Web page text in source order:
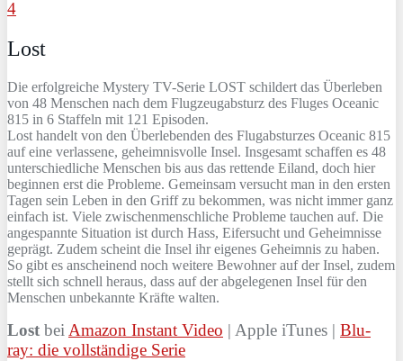
4
Lost
Die erfolgreiche Mystery TV-Serie LOST schildert das Überleben
von 48 Menschen nach dem Flugzeugabsturz des Fluges Oceanic
815 in 6 Staffeln mit 121 Episoden.
Lost handelt von den Überlebenden des Flugabsturzes Oceanic 815
auf eine verlassene, geheimnisvolle Insel. Insgesamt schaffen es 48
unterschiedliche Menschen bis aus das rettende Eiland, doch hier
beginnen erst die Probleme. Gemeinsam versucht man in den ersten
Tagen sein Leben in den Griff zu bekommen, was nicht immer ganz
einfach ist. Viele zwischenmenschliche Probleme tauchen auf. Die
angespannte Situation ist durch Hass, Eifersucht und Geheimnisse
geprägt. Zudem scheint die Insel ihr eigenes Geheimnis zu haben.
So gibt es anscheinend noch weitere Bewohner auf der Insel, zudem
stellt sich schnell heraus, dass auf der abgelegenen Insel für den
Menschen unbekannte Kräfte walten.
Lost bei Amazon Instant Video | Apple iTunes | Blu-
ray: die vollständige Serie